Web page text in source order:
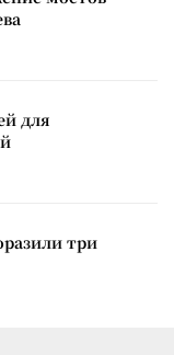
для
три